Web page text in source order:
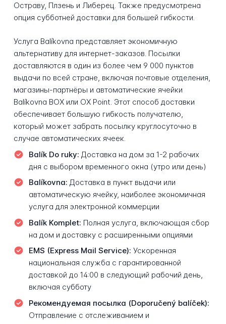
Остраву, Плзень и Либерец. Также предусмотрена
опция субботней доставки для большей гибкости.
Услуга Balíkovna представляет экономичную
альтернативу для интернет-заказов. Посылки
доставляются в один из более чем 9 000 пунктов
выдачи по всей стране, включая почтовые отделения,
магазины-партнёры и автоматические ячейки
Balíkovna BOX или OX Point. Этот способ доставки
обеспечивает большую гибкость получателю,
который может забрать посылку круглосуточно в
случае автоматических ячеек.
Balík Do ruky: Доставка на дом за 1-2 рабочих
дня с выбором временного окна (утро или день)
Balíkovna: Доставка в пункт выдачи или
автоматическую ячейку, наиболее экономичная
услуга для электронной коммерции
Balík Komplet: Полная услуга, включающая сбор
на дом и доставку с расширенными опциями
EMS (Express Mail Service): Ускоренная
национальная служба с гарантированной
доставкой до 14:00 в следующий рабочий день,
включая субботу
Рекомендуемая посылка (Doporučený balíček):
Отправление с отслеживанием и